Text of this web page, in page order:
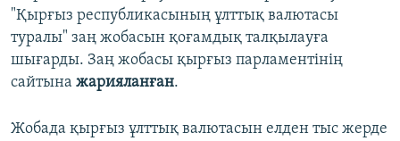
"Қырғыз республикасының ұлттық валютасы
туралы" заң жобасын қоғамдық талқылауға
шығарды. Заң жобасы қырғыз парламентінің
сайтына жарияланған.
Жобада қырғыз ұлттық валютасын елден тыс жерде